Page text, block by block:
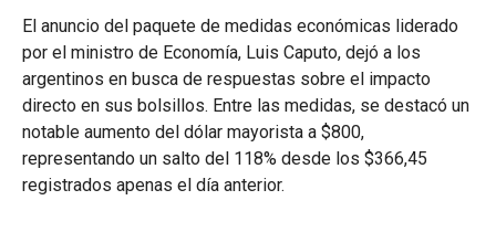
El anuncio del paquete de medidas económicas liderado
por el ministro de Economía, Luis Caputo, dejó a los
argentinos en busca de respuestas sobre el impacto
directo en sus bolsillos. Entre las medidas, se destacó un
notable aumento del dólar mayorista a $800,
representando un salto del 118% desde los $366,45
registrados apenas el día anterior.